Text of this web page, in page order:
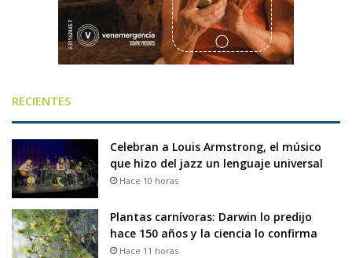
RECIENTES
Celebran a Louis Armstrong, el músico
que hizo del jazz un lenguaje universal
Hace 10 horas
Plantas carnívoras: Darwin lo predijo
hace 150 años y la ciencia lo confirma
Hace 11 horas